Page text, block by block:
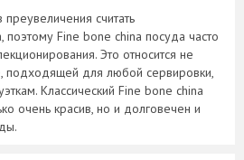
считать
поэтому Fine bone china посуда часто
Это относится не
подходящей для любой сервировки,
Классический Fine bone china
очень красив, но и долговечен и